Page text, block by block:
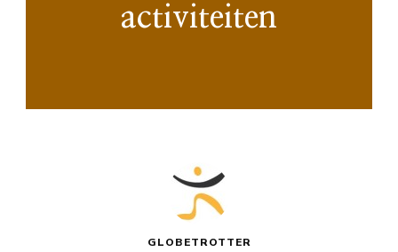
activiteiten
GLOBETROTTER